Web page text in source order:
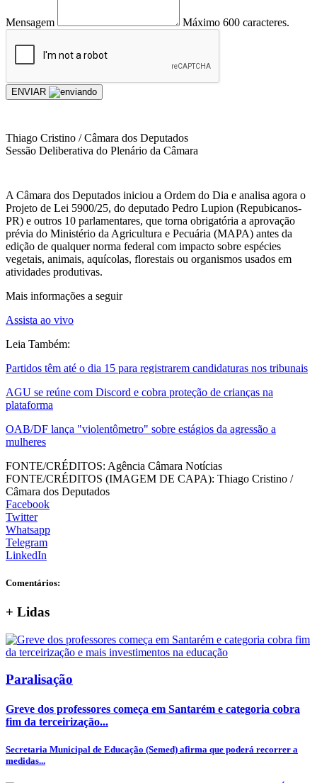
Mensagem Máximo 600 caracteres.
ENVIAR
Thiago Cristino / Câmara dos Deputados
Sessão Deliberativa do Plenário da Câmara
A Câmara dos Deputados iniciou a Ordem do Dia e analisa agora o
Projeto de Lei 5900/25, do deputado Pedro Lupion (Repubicanos-
PR) e outros 10 parlamentares, que torna obrigatória a aprovação
prévia do Ministério da Agricultura e Pecuária (MAPA) antes da
edição de qualquer norma federal com impacto sobre espécies
vegetais, animais, aquícolas, florestais ou organismos usados em
atividades produtivas.
Mais informações a seguir
Assista ao vivo
Leia Também:
Partidos têm até o dia 15 para registrarem candidaturas nos tribunais
AGU se reúne com Discord e cobra proteção de crianças na
plataforma
OAB/DF lança "violentômetro" sobre estágios da agressão a
mulheres
FONTE/CRÉDITOS: Agência Câmara Notícias
FONTE/CRÉDITOS (IMAGEM DE CAPA): Thiago Cristino /
Câmara dos Deputados
Facebook
Twitter
Whatsapp
Telegram
LinkedIn
Comentários:
+ Lidas
Paralisação
Greve dos professores começa em Santarém e categoria cobra
fim da terceirização...
Secretaria Municipal de Educação (Semed) afirma que poderá recorrer a
medidas...